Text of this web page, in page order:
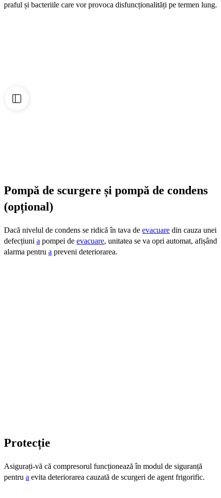
praful și bacteriile care vor provoca disfuncționalități pe termen lung.
Pompă de scurgere și pompă de condens
(opțional)
Dacă nivelul de condens se ridică în tava de evacuare din cauza unei
defecțiuni a pompei de evacuare, unitatea se va opri automat, afișând
alarma pentru a preveni deteriorarea.
Protecție
Asigurați-vă că compresorul funcționează în modul de siguranță
pentru a evita deteriorarea cauzată de scurgeri de agent frigorific.